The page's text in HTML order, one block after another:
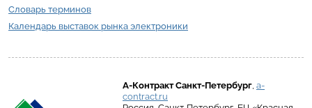
Словарь терминов
Календарь выставок рынка электроники
А-Контракт Санкт-Петербург, a-
contract.ru